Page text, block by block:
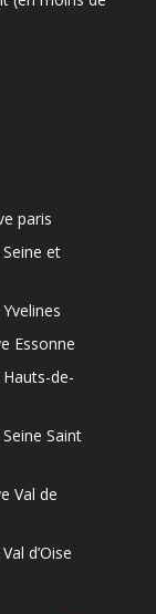
paris
et
Essonne
de-
Saint
Val de
d’Oise